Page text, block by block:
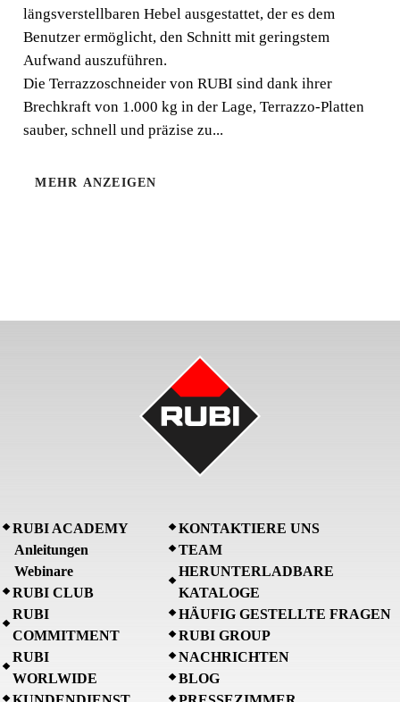
längsverstellbaren Hebel ausgestattet, der es dem
Benutzer ermöglicht, den Schnitt mit geringstem
Aufwand auszuführen.
Die Terrazzoschneider von RUBI sind dank ihrer
Brechkraft von 1.000 kg in der Lage, Terrazzo-Platten
sauber, schnell und präzise zu...
MEHR ANZEIGEN
RUBI ACADEMY
Anleitungen
Webinare
RUBI CLUB
RUBI
COMMITMENT
RUBI
WORLWIDE
KONTAKTIERE UNS
TEAM
HERUNTERLADBARE
KATALOGE
HÄUFIG GESTELLTE FRAGEN
RUBI GROUP
NACHRICHTEN
BLOG